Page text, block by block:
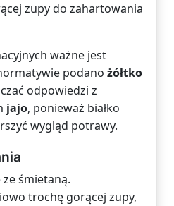
zupy do zahartowania
ważne jest
podano żółtko
odpowiedzi z
jajo, ponieważ białko
wygląd potrawy.
ze śmietaną.
trochę gorącej zupy,